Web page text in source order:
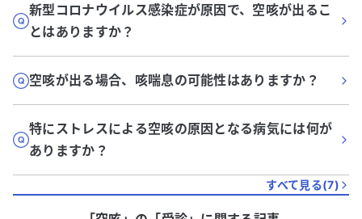
新型コロナウイルス感染症が原因で、空咳が出るこ
とはありますか？
空咳が出る場合、咳喘息の可能性はありますか？
特にストレスによる空咳の原因となる病気には何が
ありますか？
すべて見る(7)